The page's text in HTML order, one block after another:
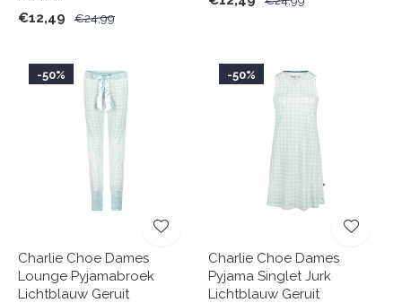
€12,49
€24,99
-50%
Charlie Choe Dames
Lounge Pyjamabroek
Lichtblauw Geruit
-50%
Charlie Choe Dames
Pyjama Singlet Jurk
Lichtblauw Geruit